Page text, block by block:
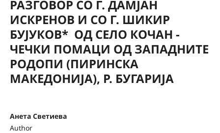
РАЗГОВОР СО Г. ДАМЈАН
ИСКРЕНОВ И СО Г. ШИКИР
БУЈУКОВ* ОД СЕЛО КОЧАН -
ЧЕЧКИ ПОМАЦИ ОД ЗАПАДНИТЕ
РОДОПИ (ПИРИНСКА
МАКЕДОНИЈА), Р. БУГАРИЈА
Анета Светиева
Author